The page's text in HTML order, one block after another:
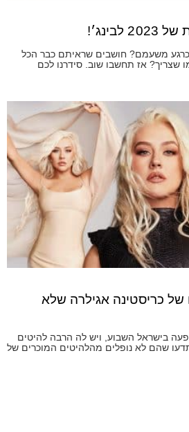
משעמם? חושבים שראיתם כבר הכל
אז תחשבו שוב. סידרנו לכם
של כריסטינה אגילרה שלא
בישראל השבוע, ויש לה הרבה להיטים
שהם לא נופלים מהלהיטים המוכרים של